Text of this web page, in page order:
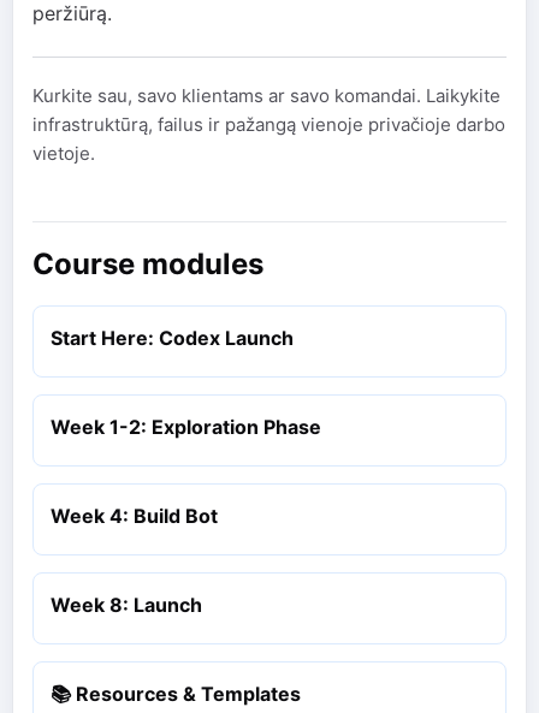
peržiūrą.
Kurkite sau, savo klientams ar savo komandai. Laikykite
infrastruktūrą, failus ir pažangą vienoje privačioje darbo
vietoje.
Course modules
Start Here: Codex Launch
Week 1-2: Exploration Phase
Week 4: Build Bot
Week 8: Launch
📚 Resources & Templates